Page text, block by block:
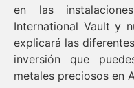
en las
International Vault y
explicará las
inversión que
metales preciosos en